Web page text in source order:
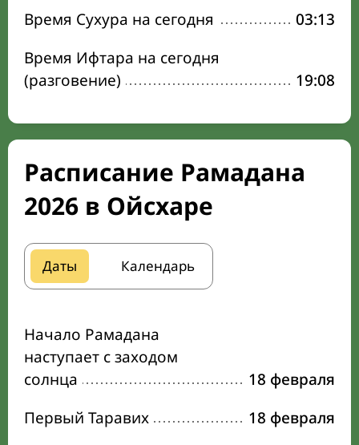
Время Сухура на сегодня
03:13
Время Ифтара на сегодня
(разговение)
19:08
Расписание Рамадана
2026 в Ойсхаре
Даты Календарь
Начало Рамадана
наступает с заходом
солнца
18 февраля
Первый Таравих
18 февраля